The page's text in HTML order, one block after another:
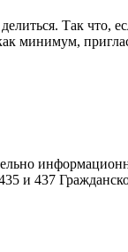
Так что,
минимум,
и 437